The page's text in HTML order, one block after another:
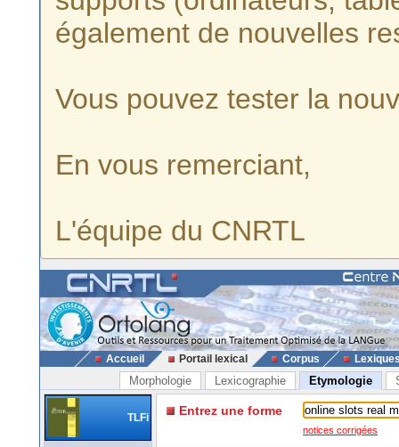
également de nouvelles
Vous pouvez tester la
En vous remerciant,
L'équipe du CNRTL
Accueil Portail lexical Corpus
Morphologie Lexicographie Etymologie
TLFi Entrez une forme
notices corrigées